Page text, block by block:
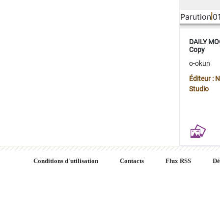
Parution
DAILY
Copy
o-okun
Éditeur :
Studio
Conditions d'utilisation Contacts Flux RSS